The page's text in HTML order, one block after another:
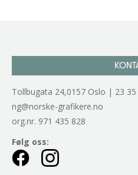
Tollbugata 24,0157 Oslo | 23 35
ng@norske-grafikere.no
org.nr. 971 435 828
Følg oss: